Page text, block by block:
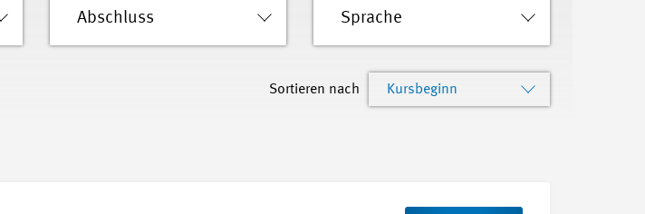
Abschluss Sprache
Sortieren nach Kursbeginn